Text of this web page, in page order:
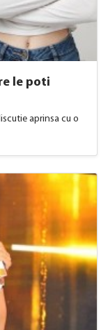
le poti
aprinsa cu o